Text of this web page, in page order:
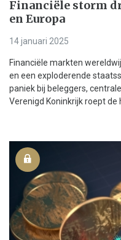
Financiële storm
en Europa
14 januari 2025
Financiële markten
en een exploderende
paniek bij beleggers,
Verenigd Koninkrijk roept